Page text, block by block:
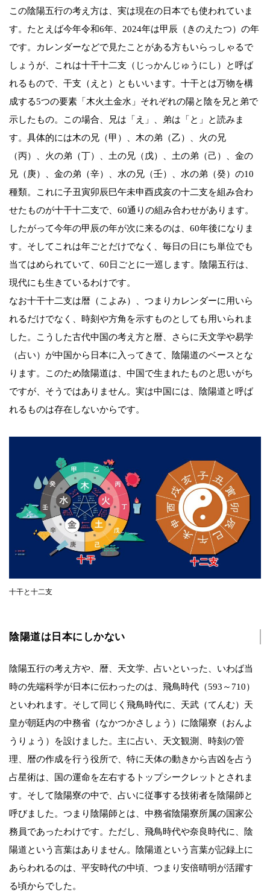
この陰陽五行の考え方は、実は現在の日本でも使われていま
す。たとえば今年令和6年、2024年は甲辰（きのえたつ）の年
です。カレンダーなどで見たことがある方もいらっしゃるで
しょうが、これは十干十二支（じっかんじゅうにし）と呼ば
れるもので、干支（えと）ともいいます。十干とは万物を構
成する5つの要素「木火土金水」それぞれの陽と陰を兄と弟で
示したもの。この場合、兄は「え」、弟は「と」と読みま
す。具体的には木の兄（甲）、木の弟（乙）、火の兄
（丙）、火の弟（丁）、土の兄（戊）、土の弟（己）、金の
兄（庚）、金の弟（辛）、水の兄（壬）、水の弟（癸）の10
種類。これに子丑寅卯辰巳午未申酉戌亥の十二支を組み合わ
せたものが十干十二支で、60通りの組み合わせがあります。
したがって今年の甲辰の年が次に来るのは、60年後になりま
す。そしてこれは年ごとだけでなく、毎日の日にち単位でも
当てはめられていて、60日ごとに一巡します。陰陽五行は、
現代にも生きているわけです。
なお十干十二支は暦（こよみ）、つまりカレンダーに用いら
れるだけでなく、時刻や方角を示すものとしても用いられま
した。こうした古代中国の考え方と暦、さらに天文学や易学
（占い）が中国から日本に入ってきて、陰陽道のベースとな
ります。このため陰陽道は、中国で生まれたものと思いがち
ですが、そうではありません。実は中国には、陰陽道と呼ば
れるものは存在しないからです。
十干と十二支
陰陽道は日本にしかない
陰陽五行の考え方や、暦、天文学、占いといった、いわば当
時の先端科学が日本に伝わったのは、飛鳥時代（593～710）
といわれます。そして同じく飛鳥時代に、天武（てんむ）天
皇が朝廷内の中務省（なかつかさしょう）に陰陽寮（おんよ
うりょう）を設けました。主に占い、天文観測、時刻の管
理、暦の作成を行う役所で、特に天体の動きから吉凶を占う
占星術は、国の運命を左右するトップシークレットとされま
す。そして陰陽寮の中で、占いに従事する技術者を陰陽師と
呼びました。つまり陰陽師とは、中務省陰陽寮所属の国家公
務員であったわけです。ただし、飛鳥時代や奈良時代に、陰
陽道という言葉はありません。陰陽道という言葉が記録上に
あらわれるのは、平安時代の中頃、つまり安倍晴明が活躍す
る頃からでした。